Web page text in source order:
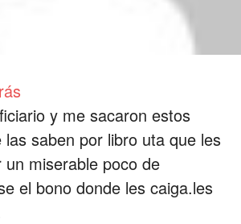
y me sacaron estos
las saben por libro uta que les
miserable poco de
el bono donde les caiga.les